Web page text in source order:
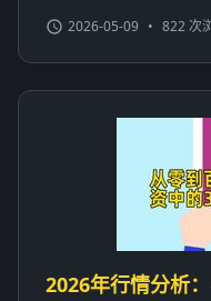
2026-05-09 • 822 次
2026年行情分析